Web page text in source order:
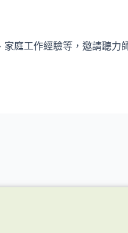
庭工作經驗等， 邀請聽力